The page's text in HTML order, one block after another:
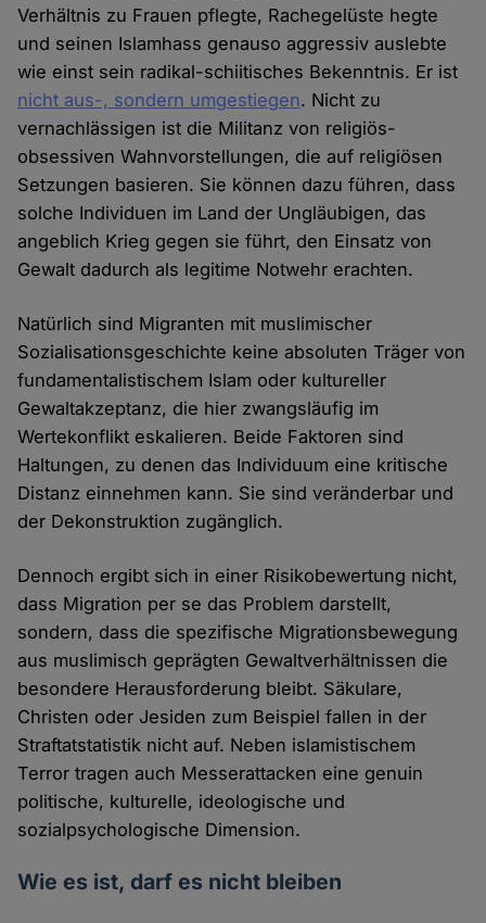
Verhältnis zu Frauen pflegte, Rachegelüste hegte
und seinen Islamhass genauso aggressiv auslebte
wie einst sein radikal-schiitisches Bekenntnis. Er ist
nicht aus-, sondern umgestiegen. Nicht zu
vernachlässigen ist die Militanz von religiös-
obsessiven Wahnvorstellungen, die auf religiösen
Setzungen basieren. Sie können dazu führen, dass
solche Individuen im Land der Ungläubigen, das
angeblich Krieg gegen sie führt, den Einsatz von
Gewalt dadurch als legitime Notwehr erachten.
Natürlich sind Migranten mit muslimischer
Sozialisationsgeschichte keine absoluten Träger von
fundamentalistischem Islam oder kultureller
Gewaltakzeptanz, die hier zwangsläufig im
Wertekonflikt eskalieren. Beide Faktoren sind
Haltungen, zu denen das Individuum eine kritische
Distanz einnehmen kann. Sie sind veränderbar und
der Dekonstruktion zugänglich.
Dennoch ergibt sich in einer Risikobewertung nicht,
dass Migration per se das Problem darstellt,
sondern, dass die spezifische Migrationsbewegung
aus muslimisch geprägten Gewaltverhältnissen die
besondere Herausforderung bleibt. Säkulare,
Christen oder Jesiden zum Beispiel fallen in der
Straftatstatistik nicht auf. Neben islamistischem
Terror tragen auch Messerattacken eine genuin
politische, kulturelle, ideologische und
sozialpsychologische Dimension.
Wie es ist, darf es nicht bleiben